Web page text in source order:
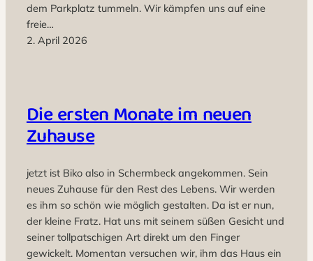
dem Parkplatz tummeln. Wir kämpfen uns auf eine
freie…
2. April 2026
Die ersten Monate im neuen
Zuhause
jetzt ist Biko also in Schermbeck angekommen. Sein
neues Zuhause für den Rest des Lebens. Wir werden
es ihm so schön wie möglich gestalten. Da ist er nun,
der kleine Fratz. Hat uns mit seinem süßen Gesicht und
seiner tollpatschigen Art direkt um den Finger
gewickelt. Momentan versuchen wir, ihm das Haus ein